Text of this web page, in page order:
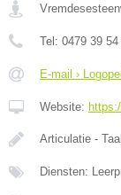
Tel: 0479 39 54
E-mail ›
Website:
Articulatie -
Diensten: